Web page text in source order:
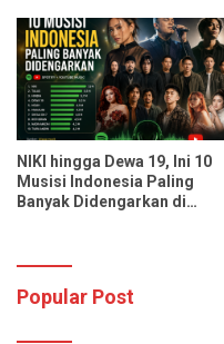
Pasien Sekali Pelayanan
NIKI hingga Dewa 19, Ini 10
Musisi Indonesia Paling
Banyak Didengarkan di
Popular Post